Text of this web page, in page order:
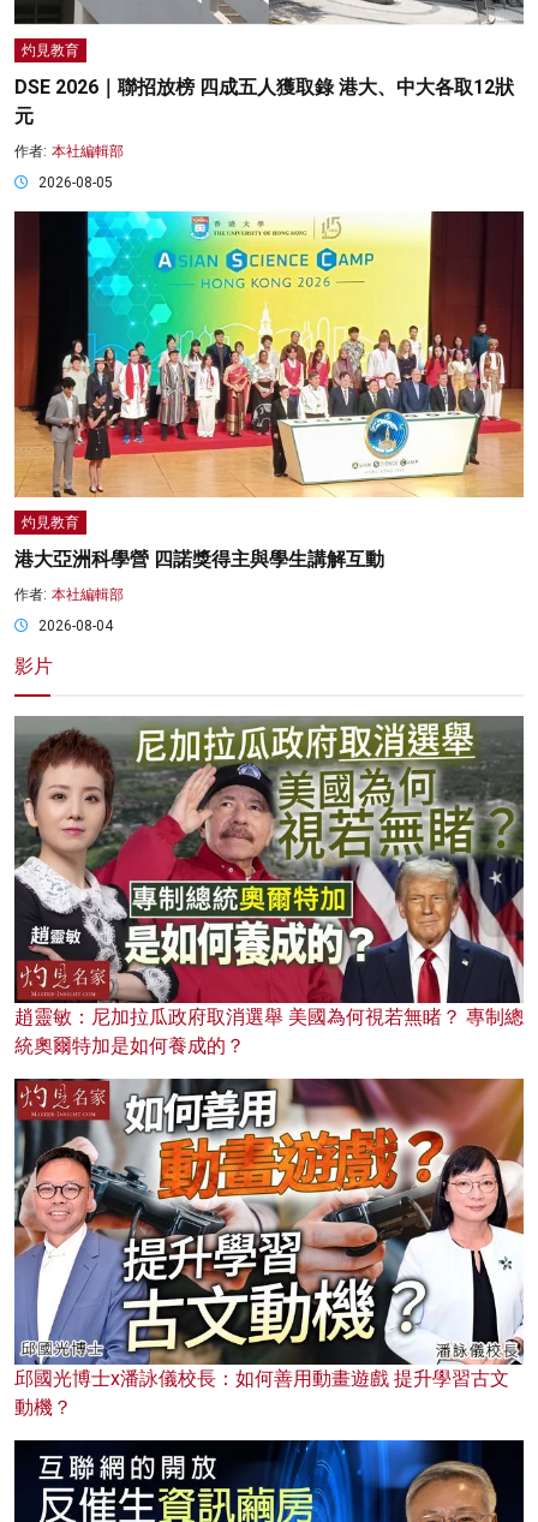
灼見教育
DSE 2026｜聯招放榜 四成五人獲取錄 港大、中大各取12狀
元
作者: 本社編輯部
2026-08-05
灼見教育
港大亞洲科學營 四諾獎得主與學生講解互動
作者: 本社編輯部
2026-08-04
影片
趙靈敏：尼加拉瓜政府取消選舉 美國為何視若無睹？ 專制總
統奧爾特加是如何養成的？
邱國光博士x潘詠儀校長：如何善用動畫遊戲 提升學習古文
動機？